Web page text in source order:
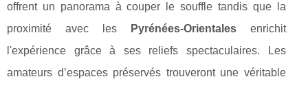
offrent un panorama à couper le souffle tandis que la
proximité avec les
Pyrénées-Orientalesenrichit
l'expérience grâce à ses reliefs spectaculaires. Les
amateurs d’espaces préservés trouveront une véritable